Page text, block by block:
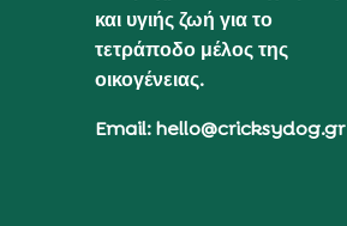
και υγιής ζωή για το
τετράποδο μέλος της
οικογένειας.
Email: hello@cricksydog.gr